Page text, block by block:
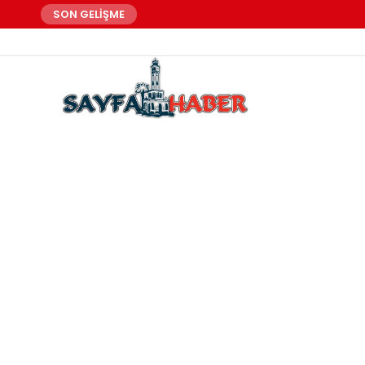
SON GELİŞME